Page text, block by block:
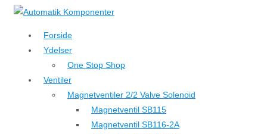
↓
hovedindhold
Forside
Ydelser
One Stop Shop
Ventiler
Magnetventiler 2/2 Valve Solenoid
Magnetventil SB115
Magnetventil SB116-2A